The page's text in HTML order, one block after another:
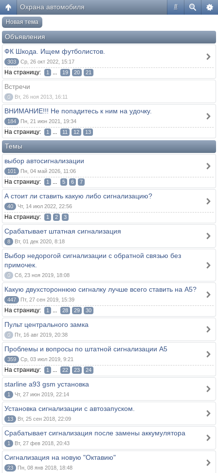
#
Охрана автомобиля
Новая тема
Объявления
ФК Шкода. Ищем футболистов.
303 Ср, 26 окт 2022, 15:17
На страницу: 1 ... 19 20 21
Встречи
0 Вт, 26 ноя 2013, 16:11
ВНИМАНИЕ!!! Не попадитесь к ним на удочку.
184 Пн, 21 июн 2021, 19:34
На страницу: 1 ... 11 12 13
Темы
выбор автосигнализации
101 Пн, 04 май 2026, 11:06
На страницу: 1 ... 5 6 7
А стоит ли ставить какую либо сигнализацию?
40 Чт, 14 июл 2022, 22:56
На страницу: 1 2 3
Срабатывает штатная сигнализация
8 Вт, 01 дек 2020, 8:18
Выбор недорогой сигнализации с обратной связью без
примочек.
0 Сб, 23 ноя 2019, 18:08
Какую двухстороннюю сигналку лучше всего ставить на А5?
447 Пт, 27 сен 2019, 15:39
На страницу: 1 ... 28 29 30
Пульт центрального замка
0 Пт, 16 авг 2019, 20:38
Проблемы и вопросы по штатной сигнализации А5
359 Ср, 03 июл 2019, 9:21
На страницу: 1 ... 22 23 24
starline a93 gsm установка
1 Чт, 27 июн 2019, 22:14
Установка сигнализации с автозапуском.
13 Вт, 25 сен 2018, 22:09
Срабатывает сигнализация после замены аккумулятора
1 Вт, 27 фев 2018, 20:43
Сигнализация на новую "Октавию"
23 Пн, 08 янв 2018, 18:48